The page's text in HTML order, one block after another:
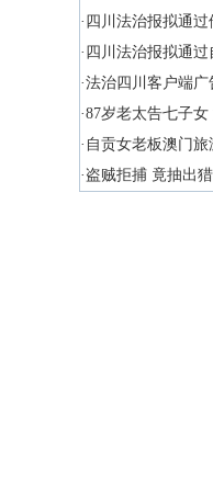
·四川法治报拟通
·四川法治报拟通
·法治四川客户端
·87岁老太告七子
·自贡女老板澳门
·盗贼拒捕 竟抽出